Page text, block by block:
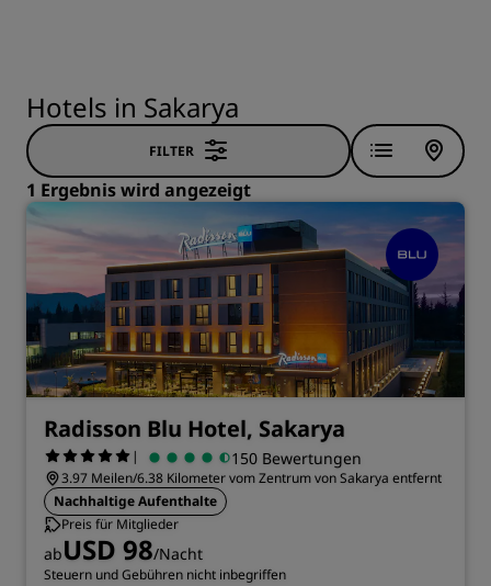
Hotels in Sakarya
FILTER
1 Ergebnis wird angezeigt
Radisson Blu Hotel, Sakarya
| 150 Bewertungen
3.97 Meilen/6.38 Kilometer vom Zentrum von Sakarya entfernt
Nachhaltige Aufenthalte
Preis für Mitglieder
abUSD 98/Nacht
Steuern und Gebühren nicht inbegriffen